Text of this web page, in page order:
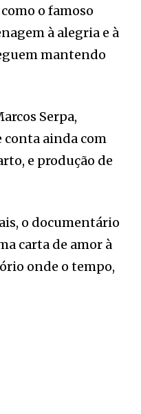
o famoso
à alegria e à
mantendo
Serpa,
conta ainda com
e produção de
o documentário
carta de amor à
onde o tempo,